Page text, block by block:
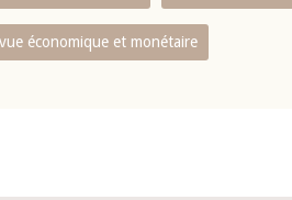
économique et monétaire